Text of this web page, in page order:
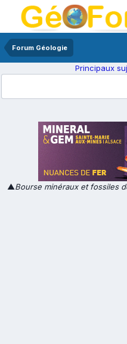
Forum Géologie
Principaux
▲Bourse minéraux et fossiles